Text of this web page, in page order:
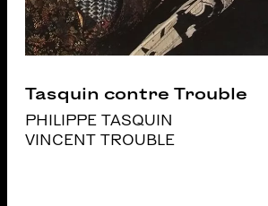
Tasquin contre Trouble
PHILIPPE TASQUIN
VINCENT TROUBLE